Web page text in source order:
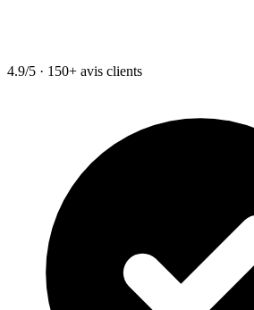
4.9/5 · 150+ avis clients